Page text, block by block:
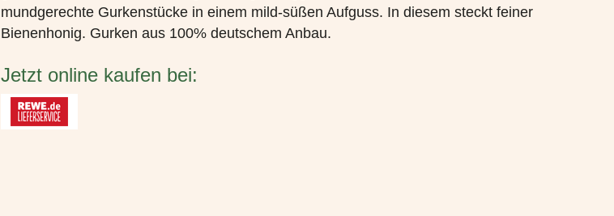
mundgerechte Gurkenstücke in einem mild-süßen Aufguss. In diesem steckt feiner
Bienenhonig. Gurken aus 100% deutschem Anbau.
Jetzt online kaufen bei: